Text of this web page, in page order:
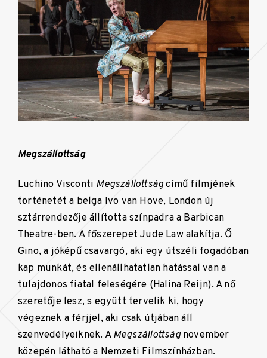
Megszállottság
Luchino Visconti Megszállottságcímű filmjének
történetét a belga Ivo van Hove, London új
sztárrendezője állította színpadra a Barbican
Theatre-ben. A főszerepet Jude Law alakítja. Ő
Gino, a jóképű csavargó, aki egy útszéli fogadóban
kap munkát, és ellenállhatatlan hatással van a
tulajdonos fiatal feleségére (Halina Reijn). A nő
szeretője lesz, s együtt tervelik ki, hogy
végeznek a férjjel, aki csak útjában áll
szenvedélyeiknek. AMegszállottságnovember
közepén látható a Nemzeti Filmszínházban.